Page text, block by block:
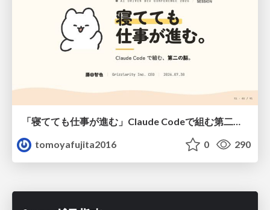
tomoyafujita2016
0 290